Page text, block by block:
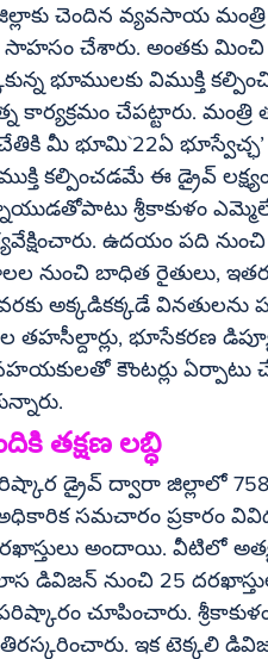
చెందిన వ్యవసాయ మంత్రి
చేశారు. అంతకు మించి
భూములకు విముక్తి
చేపట్టారు. మంత్రి
భూస్వేచ్ఛ’ పేరుతో ప్రత్యేక డ్రైవ్‌
లక్ష్యం. శుక్రవారం జిల్లాపరిషత్‌లో నిర్వహించిన ఈ కార్యక్రమాన్ని
శ్రీకాకుళం ఎమ్మెల్యే గొండు శంకర్‌, కలెక్టర్‌ స్వప్నిల్‌
ఉదయం పది
నుంచి బాధిత రైతులు,
అక్కడికక్కడే వినతులను
భూసేకరణ
సహయకులతో కౌంటర్లు
తక్షణ లబ్ధి
ఉపశమనం లభించినట్లు అధికార వర్గాలు
సమచారం ప్రకారం
అందాయి. వీటిలో అత్యధికంగా టెక్కలి
వీటిలో రెండు దరఖాస్తులను తిరస్కరించి, 7
శ్రీకాకుళం డివిజన్‌ పరిధిలో 10 సమస్యలను
ఇక టెక్కలి డివిజన్‌ 10 దరఖాస్తులకు పరిష్కారం చూపిన